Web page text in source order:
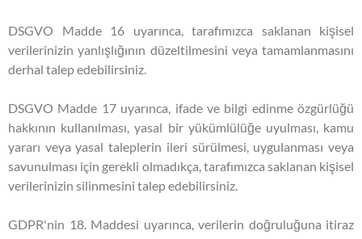
DSGVO Madde 16 uyarınca, tarafımızca saklanan kişisel
verilerinizin yanlışlığının düzeltilmesini veya tamamlanmasını
derhal talep edebilirsiniz.
DSGVO Madde 17 uyarınca, ifade ve bilgi edinme özgürlüğü
hakkının kullanılması, yasal bir yükümlülüğe uyulması, kamu
yararı veya yasal taleplerin ileri sürülmesi, uygulanması veya
savunulması için gerekli olmadıkça, tarafımızca saklanan kişisel
verilerinizin silinmesini talep edebilirsiniz.
GDPR'nin 18. Maddesi uyarınca, verilerin doğruluğuna itiraz